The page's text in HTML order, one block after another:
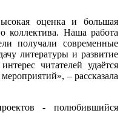
оценка и большая
коллектива. Наша работа
получали современные
литературы и развитие
читателей удаётся
– рассказала
- полюбившийся